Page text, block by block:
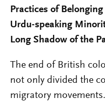
Practices of
Urdu-speaking
Long Shadow of the
The end of British
not only divided the
migratory